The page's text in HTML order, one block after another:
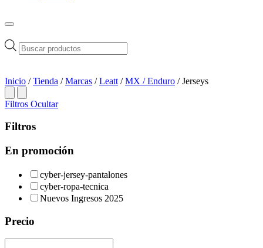
Búsqueda
de
Inicio /Tienda /Marcas /Leatt /MX / Enduro / Jerseys
Filtros Ocultar
Filtros
En promoción
cyber-jersey-pantalones
cyber-ropa-tecnica
Nuevos Ingresos 2025
Precio